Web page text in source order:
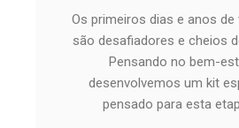
Os primeiros dias e anos de
são desafiadores e cheios
Pensando no bem-
desenvolvemos um kit
pensado para esta